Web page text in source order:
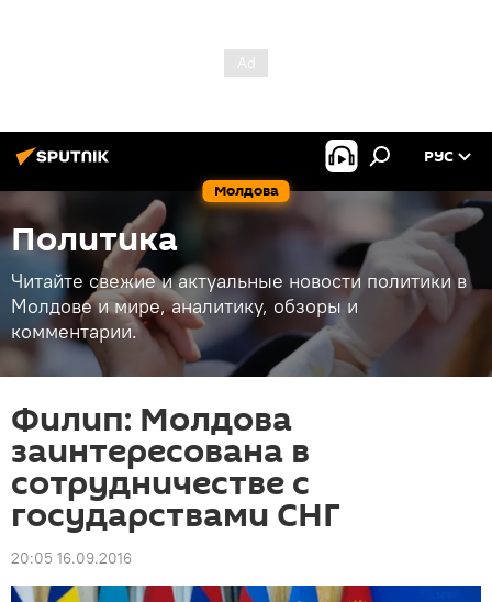
Молдова
РУС
Политика
Читайте свежие и актуальные новости политики в
Молдове и мире, аналитику, обзоры и
комментарии.
Филип: Молдова
заинтересована в
сотрудничестве с
государствами СНГ
20:05 16.09.2016